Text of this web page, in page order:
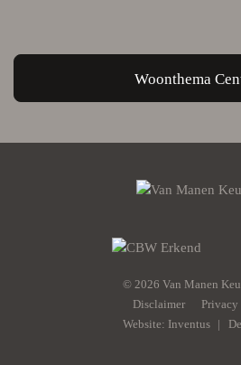
Woonthema
© 2026 Van Manen
Disclaimer
Website: Inventus